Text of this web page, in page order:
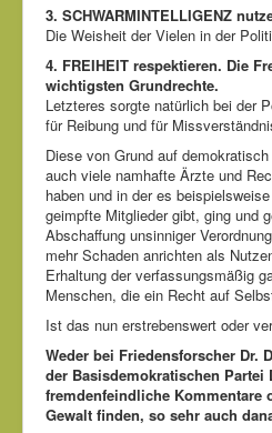
3. SCHWARMINTELLIGENZ
Die Weisheit der Vielen in der
4. FREIHEIT respektieren. Die
wichtigsten Grundrechte.
Letzteres sorgte natürlich bei der
für Reibung und für
Diese von Grund auf
auch viele namhafte Ärzte und
haben und in der es
geimpfte Mitglieder gibt, ging und
Abschaffung unsinniger
mehr Schaden anrichten als
Erhaltung der verfassungsmäßig
Menschen, die ein Recht auf
Ist das nun erstrebenswert oder
Weder bei Friedensforscher Dr.
der Basisdemokratischen Partei
fremdenfeindliche Kommentare
Gewalt finden, so sehr auch